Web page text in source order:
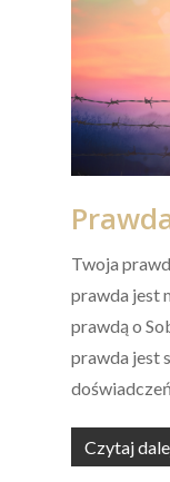
Twoja
prawda jest
prawdą o
prawda jest
Czytaj